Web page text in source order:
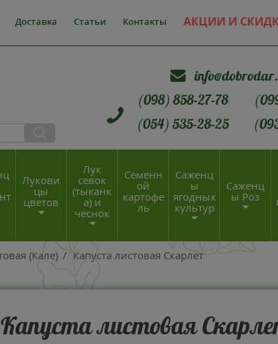
Доставка Статьи Контакты АКЦИИ И
(098) 858-27-78
(054) 535-28-25
Лукови
цы
цветов
Лук
севок
(тыканк
а) и
чеснок
Семенн
ой
картофе
ль
Саженц
ы
ягодных
культур
Саженц
ы Роз
(Кале) / Капуста листовая Скарлет
Капуста листовая